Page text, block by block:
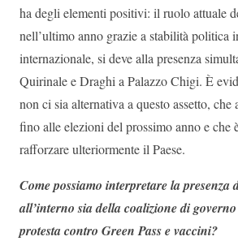
ha degli elementi positivi: il ruolo attuale
nell’ultimo anno grazie a stabilità politica
internazionale, si deve alla presenza
Quirinale e Draghi a Palazzo Chigi. È
non ci sia alternativa a questo assetto, che
fino alle elezioni del prossimo anno e che
rafforzare ulteriormente il Paese.
Come possiamo interpretare la presenza
all’interno sia della coalizione di
protesta contro Green Pass e vaccini?